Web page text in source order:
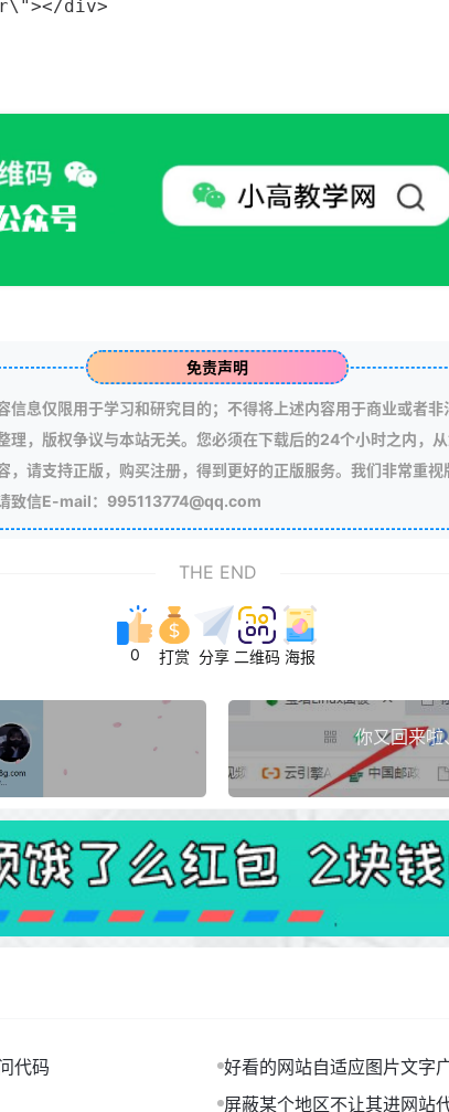
div>
免责声明
信息仅限用于学习和研究目的；不得将上述内容用于商业或者
理，版权争议与本站无关。您必须在下载后的24个小时之内，
，请支持正版，购买注册，得到更好的正版服务。我们非常重
致信E-mail：995113774@qq.com
THE END
0 打赏 分享 二维码 海报
你又回来啦
代码
好看的网站自适应图片文字
屏蔽某个地区不让其进网站